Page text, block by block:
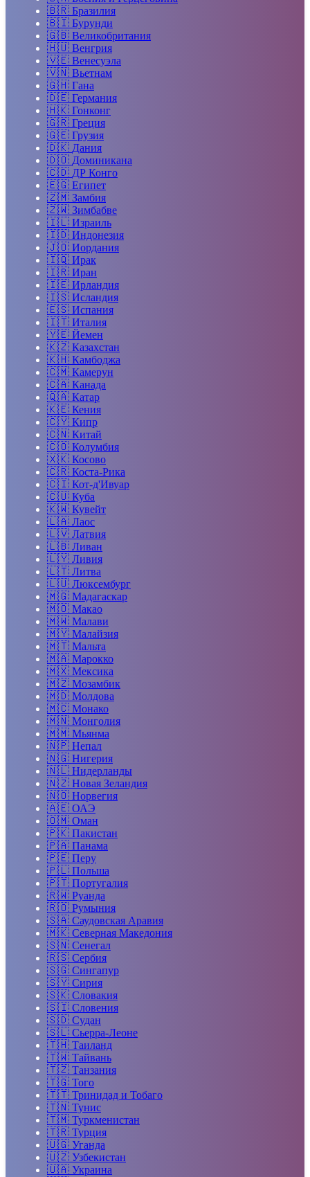
🇧🇷 Бразилия
🇧🇮 Бурунди
🇬🇧 Великобритания
🇭🇺 Венгрия
🇻🇪 Венесуэла
🇻🇳 Вьетнам
🇬🇭 Гана
🇩🇪 Германия
🇭🇰 Гонконг
🇬🇷 Греция
🇬🇪 Грузия
🇩🇰 Дания
🇩🇴 Доминикана
🇨🇩 ДР Конго
🇪🇬 Египет
🇿🇲 Замбия
🇿🇼 Зимбабве
🇮🇱 Израиль
🇮🇩 Индонезия
🇯🇴 Иордания
🇮🇶 Ирак
🇮🇷 Иран
🇮🇪 Ирландия
🇮🇸 Исландия
🇪🇸 Испания
🇮🇹 Италия
🇾🇪 Йемен
🇰🇿 Казахстан
🇰🇭 Камбоджа
🇨🇲 Камерун
🇨🇦 Канада
🇶🇦 Катар
🇰🇪 Кения
🇨🇾 Кипр
🇨🇳 Китай
🇨🇴 Колумбия
🇽🇰 Косово
🇨🇷 Коста-Рика
🇨🇮 Кот-д'Ивуар
🇨🇺 Куба
🇰🇼 Кувейт
🇱🇦 Лаос
🇱🇻 Латвия
🇱🇧 Ливан
🇱🇾 Ливия
🇱🇹 Литва
🇱🇺 Люксембург
🇲🇬 Мадагаскар
🇲🇴 Макао
🇲🇼 Малави
🇲🇾 Малайзия
🇲🇹 Мальта
🇲🇦 Марокко
🇲🇽 Мексика
🇲🇿 Мозамбик
🇲🇩 Молдова
🇲🇨 Монако
🇲🇳 Монголия
🇲🇲 Мьянма
🇳🇵 Непал
🇳🇬 Нигерия
🇳🇱 Нидерланды
🇳🇿 Новая Зеландия
🇳🇴 Норвегия
🇦🇪 ОАЭ
🇴🇲 Оман
🇵🇰 Пакистан
🇵🇦 Панама
🇵🇪 Перу
🇵🇱 Польша
🇵🇹 Португалия
🇷🇼 Руанда
🇷🇴 Румыния
🇸🇦 Саудовская Аравия
🇲🇰 Северная Македония
🇸🇳 Сенегал
🇷🇸 Сербия
🇸🇬 Сингапур
🇸🇾 Сирия
🇸🇰 Словакия
🇸🇮 Словения
🇸🇩 Судан
🇸🇱 Сьерра-Леоне
🇹🇭 Таиланд
🇹🇼 Тайвань
🇹🇿 Танзания
🇹🇬 Того
🇹🇹 Тринидад и Тобаго
🇹🇳 Тунис
🇹🇲 Туркменистан
🇹🇷 Турция
🇺🇬 Уганда
🇺🇿 Узбекистан
🇺🇦 Украина